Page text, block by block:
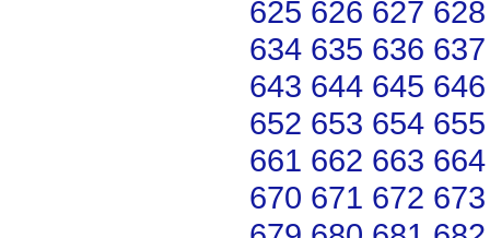
625 626 627 628
634 635 636 637
643 644 645 646
652 653 654 655
661 662 663 664
670 671 672 673